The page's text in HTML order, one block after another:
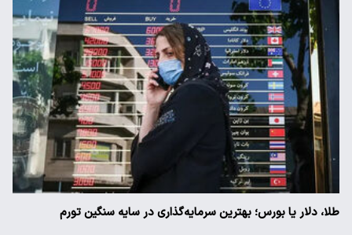
طلا، دلار یا بورس؛ بهترین سرمایه‌گذاری در سایه سنگین تورم